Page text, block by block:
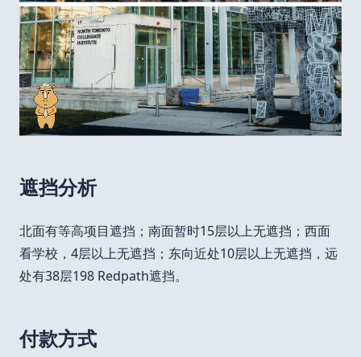
遮挡分析
北面有等高项目遮挡；南面暂时15层以上无遮挡；西面
看学校，4层以上无遮挡；东向近处10层以上无遮挡，远
处有38层198 Redpath遮挡。
付款方式